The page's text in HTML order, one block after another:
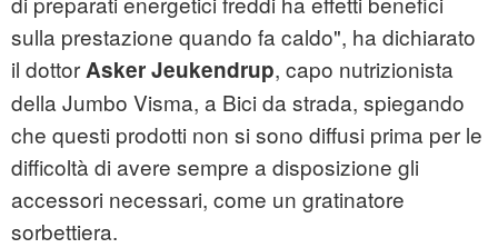
sulla prestazione quando fa caldo", ha dichiarato
il dottorAsker Jeukendrup, capo nutrizionista
della Jumbo Visma, a Bici da strada, spiegando
che questi prodotti non si sono diffusi prima per le
difficoltà di avere sempre a disposizione gli
accessori necessari, come un gratinatore
sorbettiera.